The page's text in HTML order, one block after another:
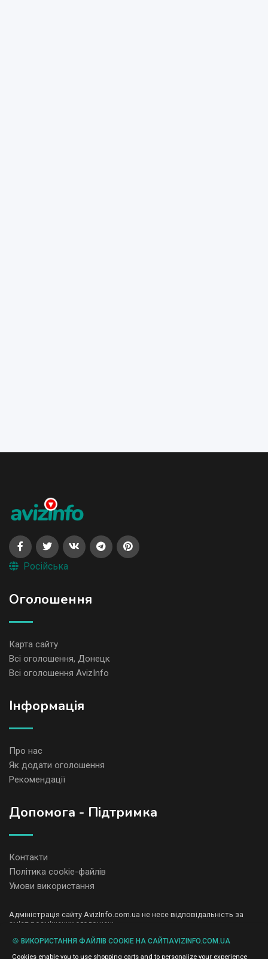
Російська
Оголошення
Карта сайту
Всі оголошення, Донецк
Всі оголошення AvizInfo
Iнформація
Про нас
Як додати оголошення
Рекомендації
Допомога - Підтримка
Контакти
Політика cookie-файлів
Умови використання
Адміністрація сайту AvizInfo.com.ua не несе відповідальність за
зміст розміщених оголошень.
і не продаємо особисту інформацію зареєстрованих користувачів
AvizInfo.com.ua третім особам. Ми не відповідаємо за правила
🍪 ВИКОРИСТАННЯ ФАЙЛІВ COOKIE НА САЙТІAVIZINFO.COM.UA
Cookies enable you to use shopping carts and to personalize your experience